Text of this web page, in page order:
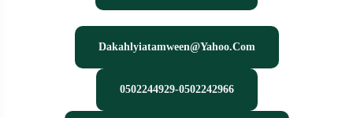
Dakahlyiatamween@yahoo.com
0502244929-0502242966